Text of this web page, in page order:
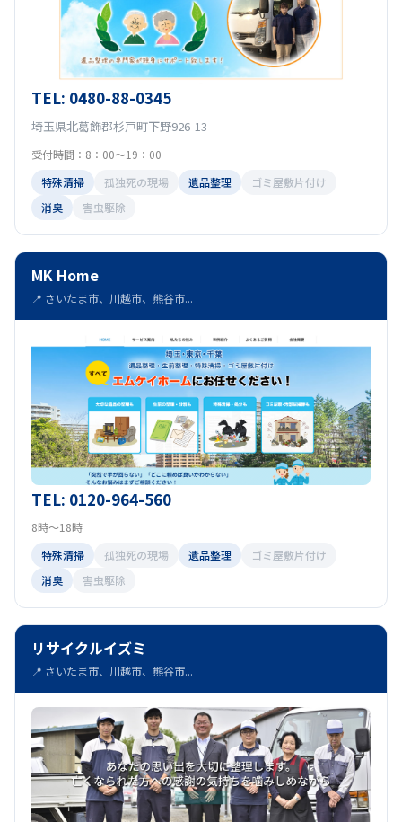
TEL: 0480-88-0345
埼玉県北葛飾郡杉戸町下野926-13
受付時間：8：00〜19：00
特殊清掃
孤独死の現場 遺品整理
ゴミ屋敷片付け
消臭
害虫駆除
MK Home
📍 さいたま市、川越市、熊谷市...
TEL: 0120-964-560
8時～18時
特殊清掃
孤独死の現場 遺品整理
ゴミ屋敷片付け
消臭
害虫駆除
リサイクルイズミ
📍 さいたま市、川越市、熊谷市...